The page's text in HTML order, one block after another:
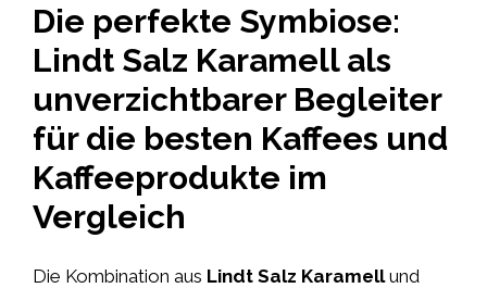
Die perfekte Symbiose:
Lindt Salz Karamell als
unverzichtbarer Begleiter
für die besten Kaffees und
Kaffeeprodukte im
Vergleich
Die Kombination aus Lindt Salz Karamellund